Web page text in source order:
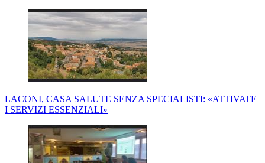
LACONI, CASA SALUTE SENZA SPECIALISTI: «ATTIVATE
I SERVIZI ESSENZIALI»